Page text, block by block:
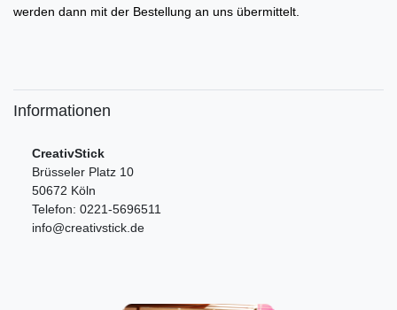
werden dann mit der Bestellung an uns übermittelt.
Informationen
CreativStick
Brüsseler Platz 10
50672 Köln
Telefon: 0221-5696511
info@creativstick.de